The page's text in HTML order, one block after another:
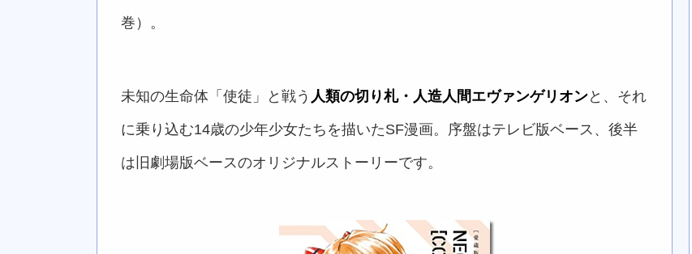
巻）。
未知の生命体「使徒」と戦う 人類の切り札・人造人間エヴァンゲリオンと、それ
に乗り込む14歳の少年少女たちを描いたSF漫画。序盤はテレビ版ベース、後半
は旧劇場版ベースのオリジナルストーリーです。